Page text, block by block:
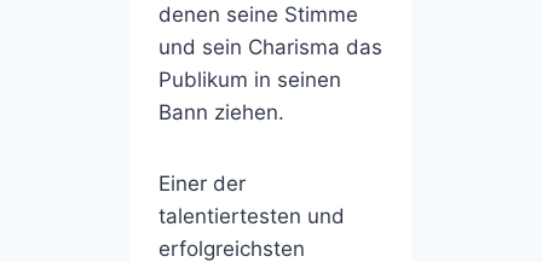
denen seine Stimme
und sein Charisma das
Publikum in seinen
Bann ziehen.
Einer der
talentiertesten und
erfolgreichsten